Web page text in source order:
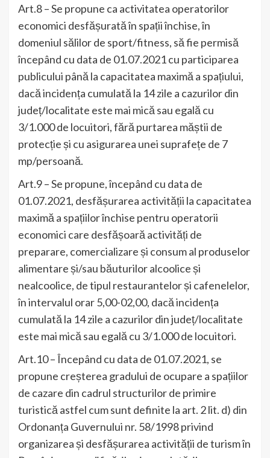
Art.8 – Se propune ca activitatea operatorilor
economici desfășurată în spații închise, în
domeniul sălilor de sport/fitness, să fie permisă
începând cu data de 01.07.2021 cu participarea
publicului până la capacitatea maximă a spațiului,
dacă incidența cumulată la 14 zile a cazurilor din
județ/localitate este mai mică sau egală cu
3/1.000 de locuitori, fără purtarea măștii de
protecție și cu asigurarea unei suprafețe de 7
mp/persoană.
Art.9 – Se propune, începând cu data de
01.07.2021, desfășurarea activității la capacitatea
maximă a spațiilor închise pentru operatorii
economici care desfășoară activități de
preparare, comercializare și consum al produselor
alimentare și/sau băuturilor alcoolice și
nealcoolice, de tipul restaurantelor și cafenelelor,
în intervalul orar 5,00-02,00, dacă incidența
cumulată la 14 zile a cazurilor din județ/localitate
este mai mică sau egală cu 3/1.000 de locuitori.
Art.10 – Începând cu data de 01.07.2021, se
propune creșterea gradului de ocupare a spațiilor
de cazare din cadrul structurilor de primire
turistică astfel cum sunt definite la art. 2 lit. d) din
Ordonanța Guvernului nr. 58/1998 privind
organizarea și desfășurarea activității de turism în